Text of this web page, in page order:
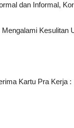
dan Informal,
Kesulitan
Kartu Pra Kerja :